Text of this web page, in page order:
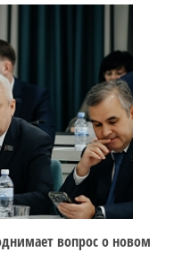
вопрос о новом